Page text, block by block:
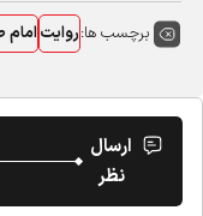
برچسب ها:روایتامام
ارسال
نظر